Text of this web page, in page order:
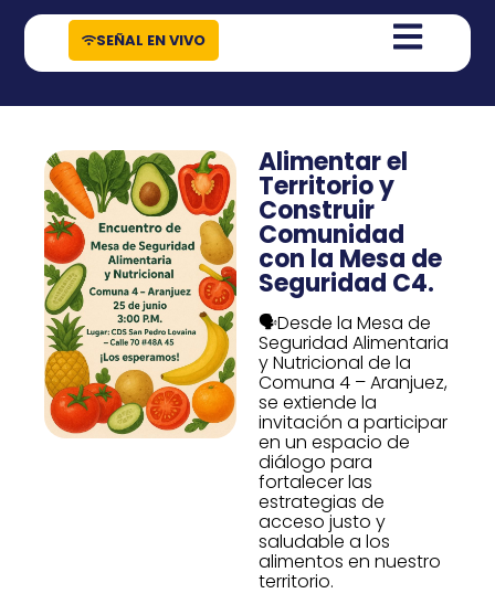
contenido
SEÑAL EN VIVO
Alimentar el
Territorio y
Construir
Comunidad
con la Mesa de
Seguridad C4.
🗣️Desde la Mesa de
Seguridad Alimentaria
y Nutricional de la
Comuna 4 – Aranjuez,
se extiende la
invitación a participar
en un espacio de
diálogo para
fortalecer las
estrategias de
acceso justo y
saludable a los
alimentos en nuestro
territorio.